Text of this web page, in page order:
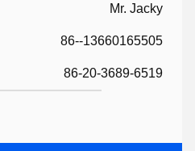
Mr. Jacky
86--13660165505
86-20-3689-6519